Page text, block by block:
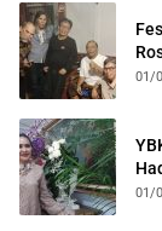
01/
01/